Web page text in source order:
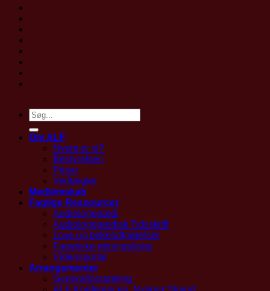
Om ALF
Hvem er vi?
Bestyrelsen
Priser
Vedtægter
Medlemskab
Faglige Ressourcer
Audiologopædi
Audiologopædisk Tidsskrift
Love og bekendtgørelser
Fagetiske retningslinjer
Vidensportal
Arrangementer
Generalforsamling